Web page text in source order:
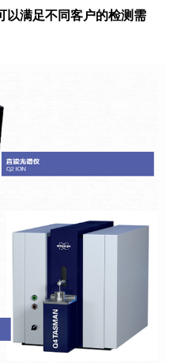
以满足不同客户的检测需